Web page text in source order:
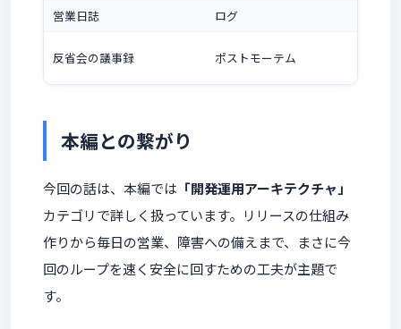
営業日誌
ログ
反省会の議事録 ポストモーテム
本編との繋がり
今回の話は、本編では 「開発運用アーキテクチャ」
カテゴリで詳しく扱っています。リリースの仕組み
作りから毎日の営業、障害への備えまで、まさに今
回のループを速く安全に回すための工夫が主題で
す。